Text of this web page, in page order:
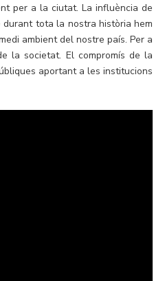
per a la ciutat. La influència de
durant tota la nostra història hem
ambient del nostre país. Per a
la societat. El compromís de la
aportant a les institucions